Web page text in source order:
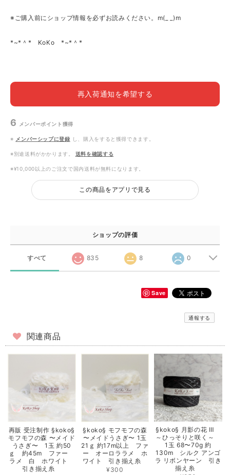
※ご購入前にショップ情報を必ずお読みください。m(_ _)m
*~*＾* KoKo *~*＾*
再入荷通知を希望する
6 メンバーポイント 獲得
※ メンバーシップに登録 し、購入をすると獲得できます。
※別途送料がかかります。 送料を確認する
※¥10,000以上のご注文で国内送料が無料になります。
この商品をアプリで見る
ショップの評価
すべて 835 8 0
Save
通報する
関連商品
再販 受注制作 §koko§
モフモフの森 〜メイド
うさぎ〜 1玉 約50
ｇ 約45m ファー
ラメ 白 ホワイト
引き揃え糸
§koko§ モフモフの森
〜メイドうさぎ〜 1玉
21ｇ 約17m以上 ファ
ー オーロララメ ホ
ワイト 引き揃え糸
¥300
§koko§ 月影の花 Ⅲ
～ひっそりと咲く～
1玉 68〜70g 約
130m シルク アンゴ
ラ リボンヤーン 引き
揃え糸